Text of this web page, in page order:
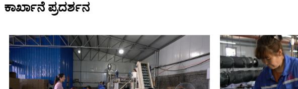
ಕಾರ್ಖಾನೆ ಪ್ರದರ್ಶನ